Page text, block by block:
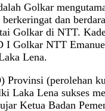
Golkar
dan
Golkar di NTT.
I Golkar NTT
Lena.
Provinsi (perolehan
Laka Lena sukses
Ketua Badan